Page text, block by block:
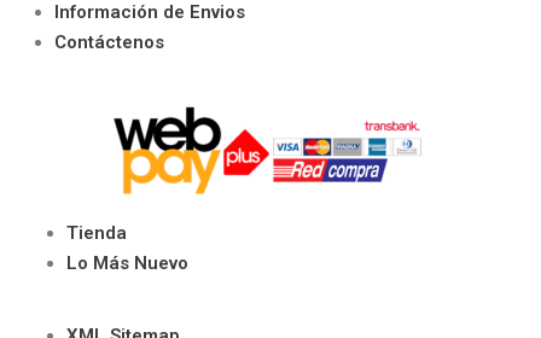
Información de Envios
Contáctenos
Tienda
Lo Más Nuevo